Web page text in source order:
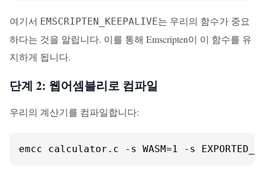
여기서 EMSCRIPTEN_KEEPALIVE는 우리의 함수가 중요
하다는 것을 알립니다. 이를 통해 Emscripten이 이 함수를 유
지하게 됩니다.
단계 2: 웹어셈블리로 컴파일
우리의 계산기를 컴파일합니다:
emcc calculator.c -s WASM=1 -s